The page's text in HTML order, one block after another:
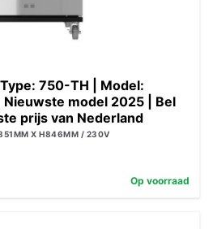
750-TH | Model:
Nieuwste model 2025 | Bel
prijs van Nederland
X H846MM / 230V
Op voorraad